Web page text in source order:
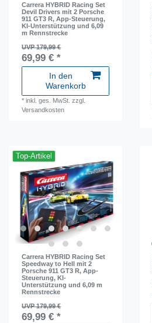
Carrera HYBRID Racing Set
Devil Drivers mit 2 Porsche
911 GT3 R, App-Steuerung,
KI-Unterstützung und 6,09
m Rennstrecke
UVP 179,99 €
69,99 € *
In den
Warenkorb
*inkl. ges. MwSt. zzgl.
Versandkosten
Top-Artikel
Carrera HYBRID Racing Set
Speedway to Hell mit 2
Porsche 911 GT3 R, App-
Steuerung, KI-
Unterstützung und 6,09 m
Rennstrecke
UVP 179,99 €
69,99 € *